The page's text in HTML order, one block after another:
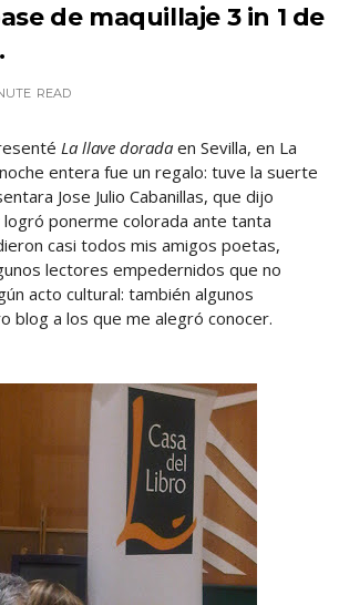
de maquillaje 3 in 1 de
READ
La llave doradaen Sevilla, en La
entera fue un regalo: tuve la suerte
Jose Julio Cabanillas, que dijo
ponerme colorada ante tanta
casi todos mis amigos poetas,
lectores empedernidos que no
acto cultural: también algunos
blog a los que me alegró conocer.